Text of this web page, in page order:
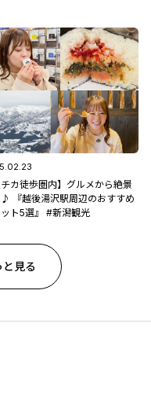
チカ徒歩圏内】グルメから絶景
♪ 『越後湯沢駅周辺のおすすめ
ット5選』 #新潟観光
見る